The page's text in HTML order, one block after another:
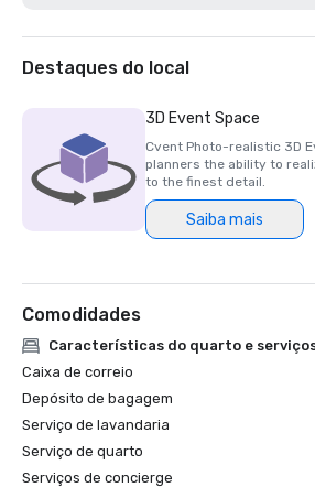
Destaques do local
3D Event Space
Cvent Photo-realistic 3D
planners the ability to
to the finest detail.
Saiba mais
Comodidades
Características do quarto e
Caixa de correio
Depósito de bagagem
Serviço de lavandaria
Serviço de quarto
Serviços de concierge